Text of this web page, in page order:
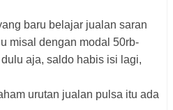
baru belajar jualan saran
misal dengan modal 50rb-
aja, saldo habis isi lagi,
urutan jualan pulsa itu ada